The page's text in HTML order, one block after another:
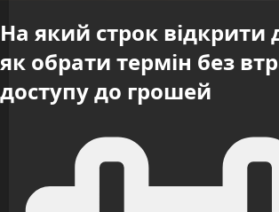
На який строк відкрити
як обрати термін без
доступу до грошей